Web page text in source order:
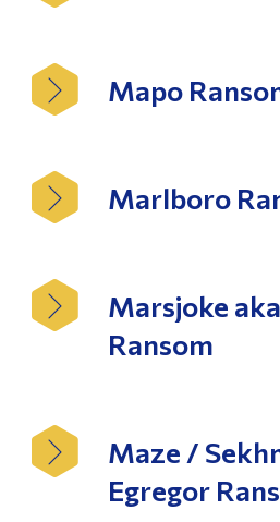
Mapo
Marlboro
Marsjoke
Ransom
Maze /
Egregor